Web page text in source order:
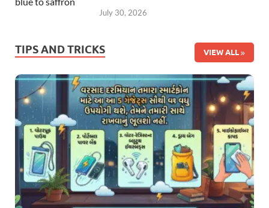
July 30, 2026
TIPS AND TRICKS VIEW ALL